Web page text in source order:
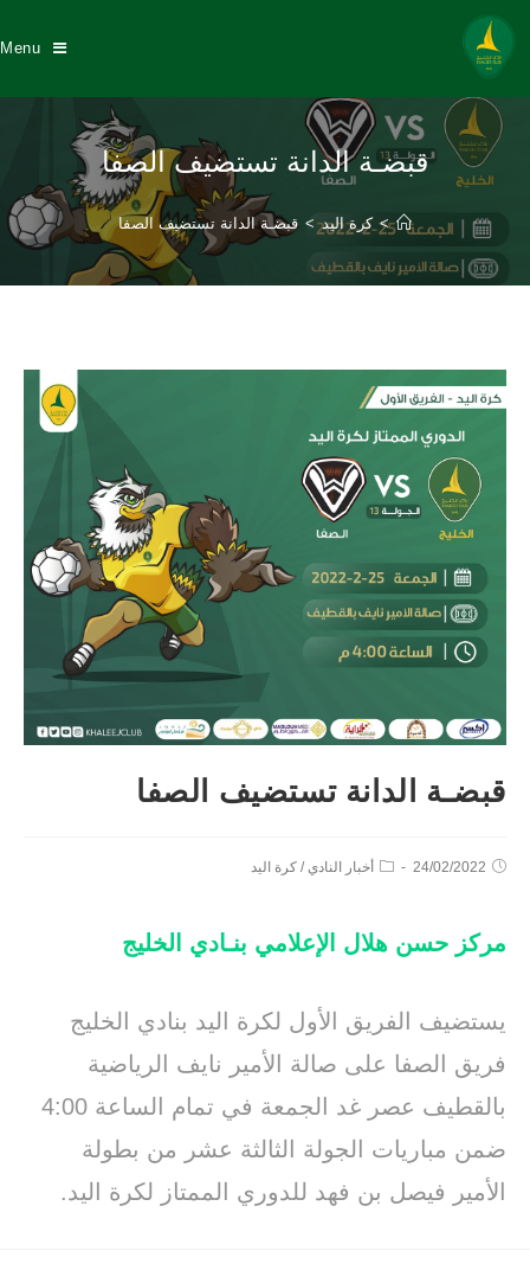
Menu
قبضـة الدانة تستضيف الصفا
> كرة اليد > قبضـة الدانة تستضيف الصفا
قبضـة الدانة تستضيف الصفا
24/02/2022 أخبار النادي / كرة اليد
مركز حسن هلال الإعلامي بنـادي الخليج
يستضيف الفريق الأول لكرة اليد بنادي الخليج
فريق الصفا على صالة الأمير نايف الرياضية
بالقطيف عصر غد الجمعة في تمام الساعة 4:00
ضمن مباريات الجولة الثالثة عشر من بطولة
الأمير فيصل بن فهد للدوري الممتاز لكرة اليد.